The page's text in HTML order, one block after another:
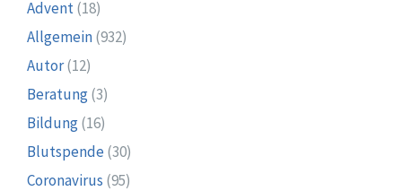
Advent(18)
Allgemein(932)
Autor(12)
Beratung(3)
Bildung(16)
Blutspende (30)
Coronavirus (95)